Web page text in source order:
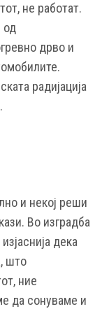
не работат.
од
дрво и
радијација
и некој реши
Во изградба
дека
што
ние
да сонуваме и